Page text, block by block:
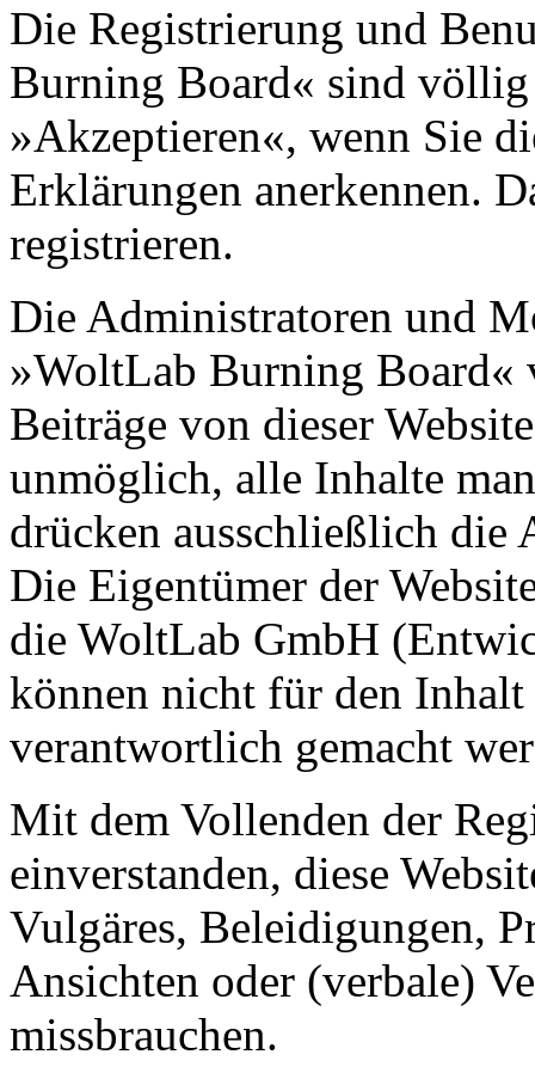
Die Registrierung und
Burning Board« sind
»Akzeptieren«, wenn Sie
Erklärungen anerkennen.
registrieren.
Die Administratoren und
»WoltLab Burning Board«
Beiträge von dieser
unmöglich, alle Inhalte
drücken ausschließlich die
Die Eigentümer der
die WoltLab GmbH
können nicht für den
verantwortlich gemacht
Mit dem Vollenden der
einverstanden, diese
Vulgäres, Beleidigungen,
Ansichten oder (verbale)
missbrauchen.